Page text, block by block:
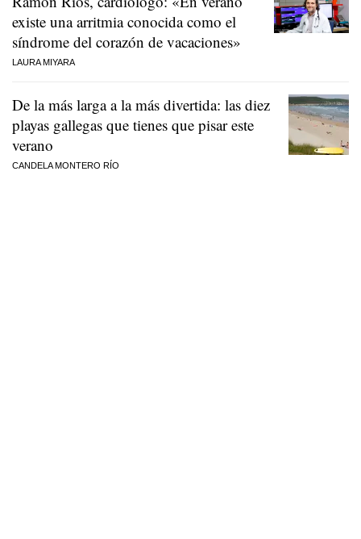
existe una arritmia conocida como el
síndrome del corazón de vacaciones»
LAURA MIYARA
De la más larga a la más divertida: las diez
playas gallegas que tienes que pisar este
verano
CANDELA MONTERO RÍO